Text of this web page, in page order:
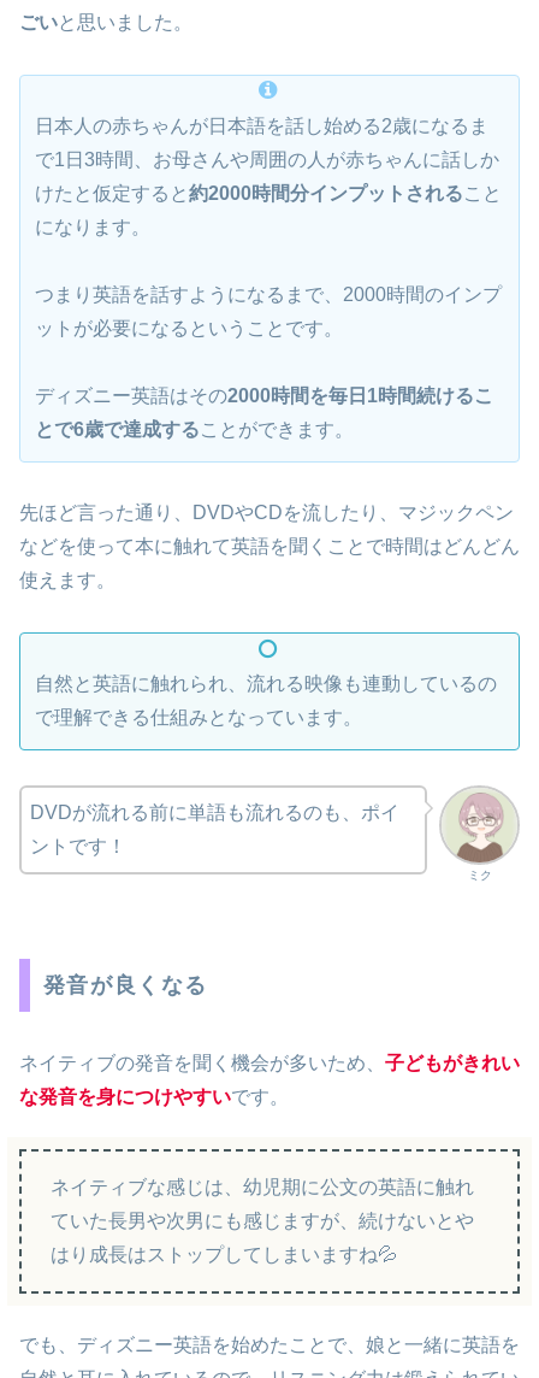
ごいと思いました。
日本人の赤ちゃんが日本語を話し始める2歳になるま
で1日3時間、お母さんや周囲の人が赤ちゃんに話しか
けたと仮定すると約2000時間分インプットされること
になります。
つまり英語を話すようになるまで、2000時間のインプ
ットが必要になるということです。
ディズニー英語はその2000時間を毎日1時間続けるこ
とで6歳で達成することができます。
先ほど言った通り、DVDやCDを流したり、マジックペン
などを使って本に触れて英語を聞くことで時間はどんどん
使えます。
自然と英語に触れられ、流れる映像も連動しているの
で理解できる仕組みとなっています。
ミク
DVDが流れる前に単語も流れるのも、ポイ
ントです！
発音が良くなる
ネイティブの発音を聞く機会が多いため、 子どもがきれい
な発音を身につけやすいです。
ネイティブな感じは、幼児期に公文の英語に触れ
ていた長男や次男にも感じますが、続けないとや
はり成長はストップしてしまいますね💦
でも、ディズニー英語を始めたことで、娘と一緒に英語を